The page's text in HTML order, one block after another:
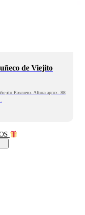
de Viejito
Pascuero. Altura aprox. 88